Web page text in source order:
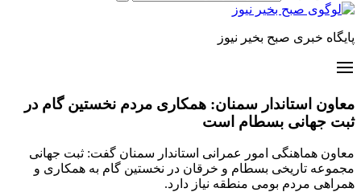
پایگاه خبری صبح بخیر نیوز
معاون استاندار سمنان: همکاری مردم نخستین گام در
ثبت جهانی بسطام است
معاون هماهنگی امور عمرانی استاندار سمنان گفت: ثبت جهانی
مجموعه تاریخی بسطام و خرقان در نخستین گام به همکاری و
همراهی مردم بومی منطقه نیاز دارد.